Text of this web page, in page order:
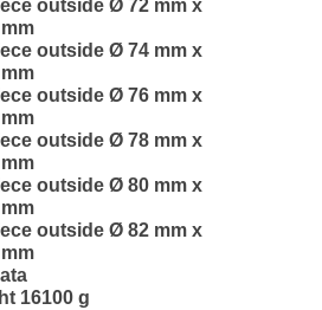
outside Ø 72 mm x
outside Ø 74 mm x
outside Ø 76 mm x
outside Ø 78 mm x
outside Ø 80 mm x
outside Ø 82 mm x
16100 g